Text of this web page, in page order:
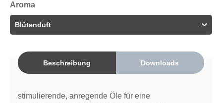
Aroma
Beschreibung Downloads
stimulierende, anregende Öle für eine